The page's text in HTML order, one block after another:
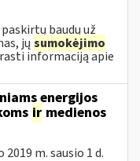
baudų už
jų sumokėjimo
informaciją apie
energijos
ir medienos
m. sausio 1 d.